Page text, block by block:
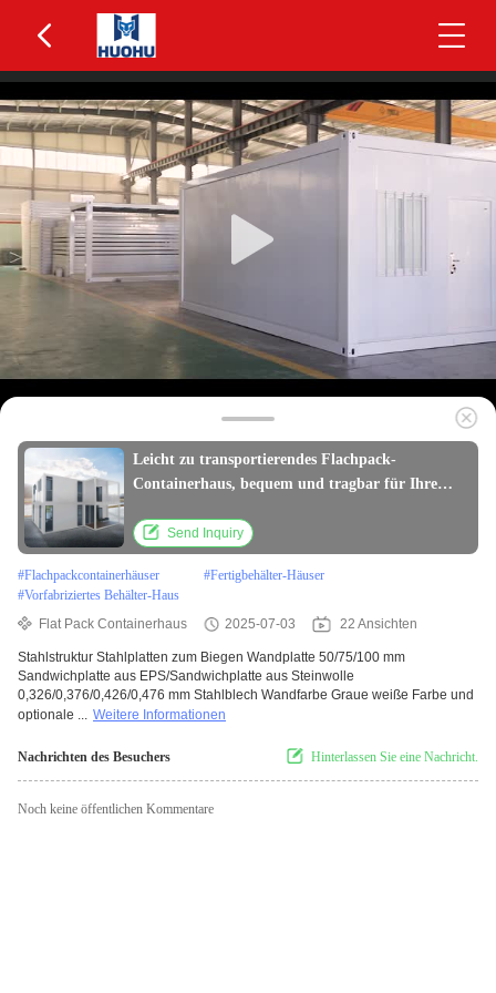
Leicht zu transportierendes Flachpack-
Containerhaus, bequem und tragbar für Ihre
Send Inquiry
#Flachpackcontainerhäuser #Fertigbehälter-Häuser
#Vorfabriziertes Behälter-Haus
Flat Pack Containerhaus
2025-07-03 22 Ansichten
Stahlstruktur Stahlplatten zum Biegen Wandplatte 50/75/100 mm
Sandwichplatte aus EPS/Sandwichplatte aus Steinwolle
0,326/0,376/0,426/0,476 mm Stahlblech Wandfarbe Graue weiße Farbe und
optionale ... Weitere Informationen
Nachrichten des Besuchers Hinterlassen Sie eine Nachricht.
Noch keine öffentlichen Kommentare